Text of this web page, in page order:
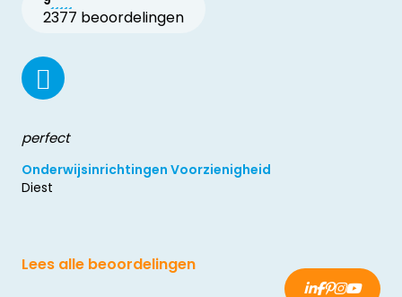
2377 beoordelingen
perfect
Onderwijsinrichtingen Voorzienigheid
Diest
Lees alle beoordelingen